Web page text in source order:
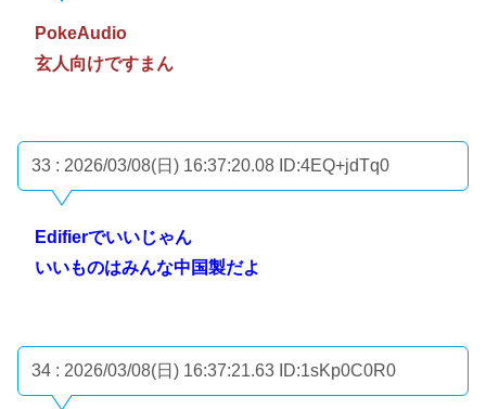
PokeAudio
玄人向けですまん
33 : 2026/03/08(日) 16:37:20.08 ID:4EQ+jdTq0
Edifierでいいじゃん
いいものはみんな中国製だよ
34 : 2026/03/08(日) 16:37:21.63 ID:1sKp0C0R0